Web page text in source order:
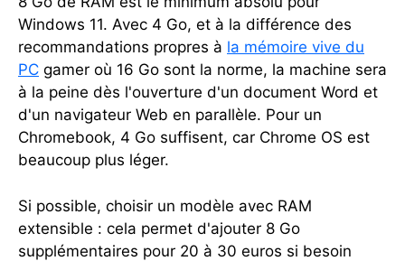
Windows 11. Avec 4 Go, et à la différence des
recommandations propres à la mémoire vive du
PC gamer où 16 Go sont la norme, la machine sera
à la peine dès l'ouverture d'un document Word et
d'un navigateur Web en parallèle. Pour un
Chromebook, 4 Go suffisent, car Chrome OS est
beaucoup plus léger.
Si possible, choisir un modèle avec RAM
extensible : cela permet d'ajouter 8 Go
supplémentaires pour 20 à 30 euros si besoin